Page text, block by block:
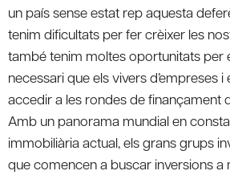
un país sense estat rep aquesta
tenim dificultats per fer crèixer les
també tenim moltes oportunitats per
necessari que els vivers d’empreses
accedir a les rondes de finançament
Amb un panorama mundial en
immobiliària actual, els grans grups
que comencen a buscar inversions a